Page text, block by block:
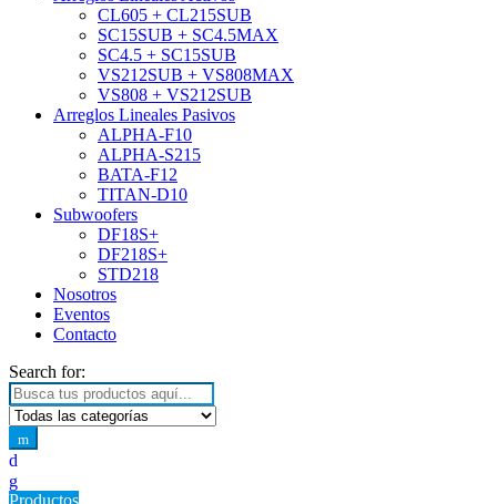
CL605 + CL215SUB
SC15SUB + SC4.5MAX
SC4.5 + SC15SUB
VS212SUB + VS808MAX
VS808 + VS212SUB
Arreglos Lineales Pasivos
ALPHA-F10
ALPHA-S215
BATA-F12
TITAN-D10
Subwoofers
DF18S+
DF218S+
STD218
Nosotros
Eventos
Contacto
Search for:
Productos